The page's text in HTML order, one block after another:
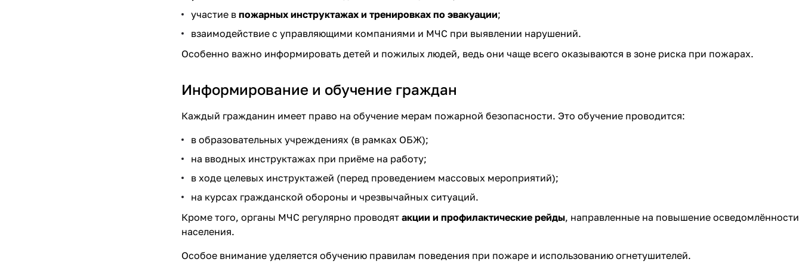
участие в пожарных инструктажах и тренировках по эвакуации;
взаимодействие с управляющими компаниями и МЧС при выявлении нарушений.
Особенно важно информировать детей и пожилых людей, ведь они чаще всего оказываются в зоне риска при пожарах.
Информирование и обучение граждан
Каждый гражданин имеет право на обучение мерам пожарной безопасности. Это обучение проводится:
в образовательных учреждениях (в рамках ОБЖ);
на вводных инструктажах при приёме на работу;
в ходе целевых инструктажей (перед проведением массовых мероприятий);
на курсах гражданской обороны и чрезвычайных ситуаций.
Кроме того, органы МЧС регулярно проводят акции и профилактические рейды, направленные на повышение осведомлённости
населения.
Особое внимание уделяется обучению правилам поведения при пожаре и использованию огнетушителей.